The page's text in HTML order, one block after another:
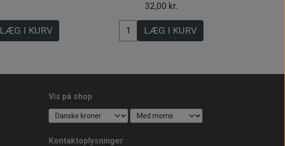
LÆG I KURV
32,00 kr.
LÆG I KURV
Vis på shop
Kontaktoplysninger